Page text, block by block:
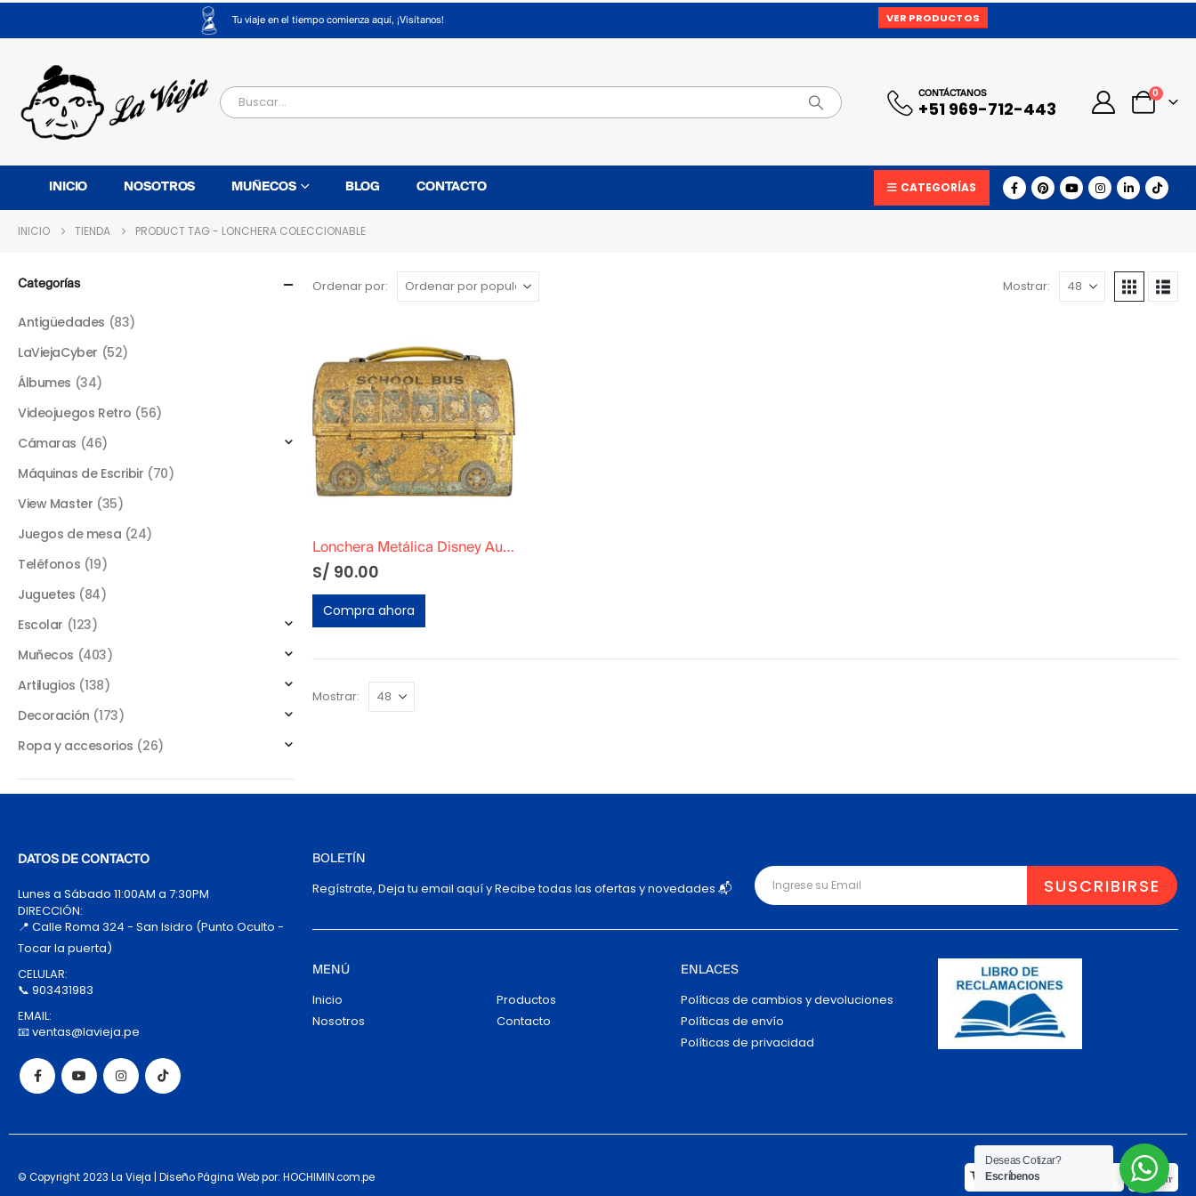
Tu viaje en el tiempo comienza aquí, ¡Visítanos! VER PRODUCTOS
CONTÁCTANOS
+51 969-712-443
0
INICIO NOSOTROS MUÑECOS BLOG CONTACTO CATEGORÍAS
INICIO TIENDA PRODUCT TAG - LONCHERA COLECCIONABLE
Ordenar por: Mostrar:
Lonchera Metálica Disney Autobús Escolar
S/ 90.00
Compra ahora
Mostrar:
Categorías
Antigüedades (83)
LaViejaCyber (52)
Álbumes (34)
Videojuegos Retro (56)
Cámaras (46)
Máquinas de Escribir (70)
View Master (35)
Juegos de mesa (24)
Teléfonos (19)
Juguetes (84)
Escolar (123)
Muñecos (403)
Artilugios (138)
Decoración (173)
Ropa y accesorios (26)
DATOS DE CONTACTO
Lunes a Sábado 11:00AM a 7:30PM
DIRECCIÓN:
📍 Calle Roma 324 - San Isidro (Punto Oculto -
Tocar la puerta)
CELULAR:
📞 903431983
EMAIL:
📧 ventas@lavieja.pe
BOLETÍN
Regístrate, Deja tu email aquí y Recibe todas las ofertas y novedades 📬
MENÚ
Inicio
Nosotros
Productos
Contacto
ENLACES
Políticas de cambios y devoluciones
Políticas de envío
Políticas de privacidad
© Copyright 2023 La Vieja | Diseño Página Web por: HOCHIMIN.com.pe
Deseas Cotizar?
Escríbenos